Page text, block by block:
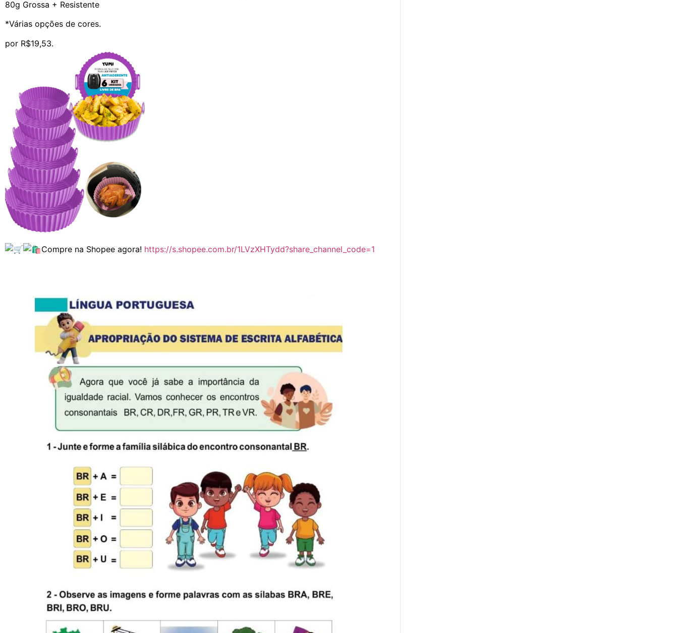
80g Grossa + Resistente
*Várias opções de cores.
por R$19,53.
Compre na Shopee agora! https://s.shopee.com.br/1LVzXHTydd?share_channel_code=1